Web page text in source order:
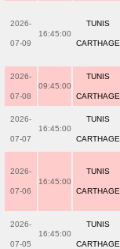
2026-
07-09
16:45:00
TUNIS
CARTHAGE
2026-
07-08
09:45:00
TUNIS
CARTHAGE
2026-
07-07
16:45:00
TUNIS
CARTHAGE
2026-
07-06
16:45:00
TUNIS
CARTHAGE
2026-
07-05
16:45:00
TUNIS
CARTHAGE